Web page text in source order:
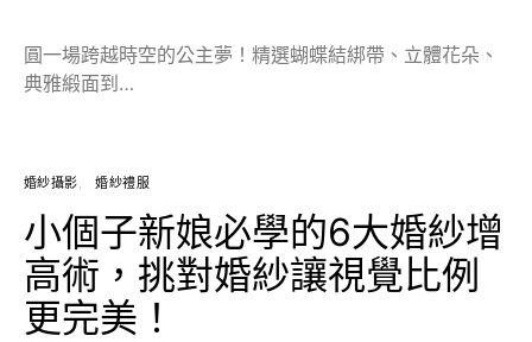
圓一場跨越時空的公主夢！精選蝴蝶結綁帶、立體花朵、
典雅緞面到…
婚紗攝影 婚紗禮服
小個子新娘必學的6大婚紗增
高術，挑對婚紗讓視覺比例
更完美！